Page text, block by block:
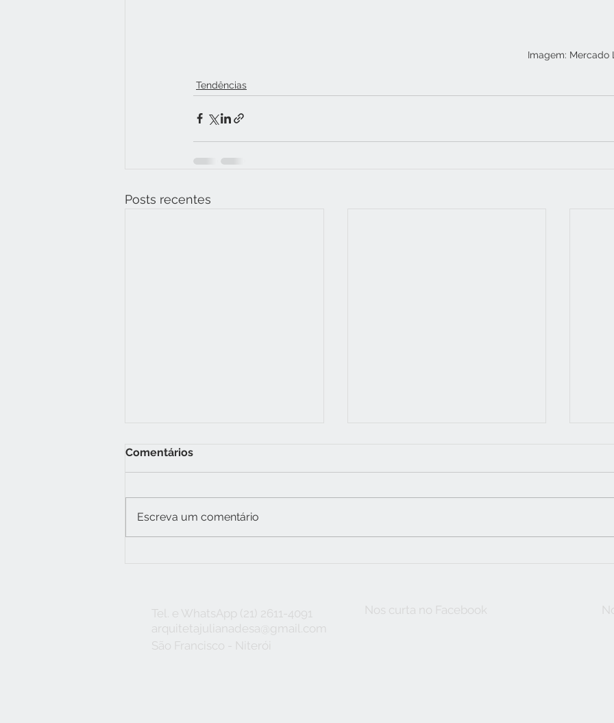
Imagem: Mercado
Tendências
Posts recentes
Comentários
Escreva um comentário
Tel. e WhatsApp (21) 2611-4091
arquitetajulianadesa@gmail.com
São Francisco - Niterói
Nos curta no Facebook